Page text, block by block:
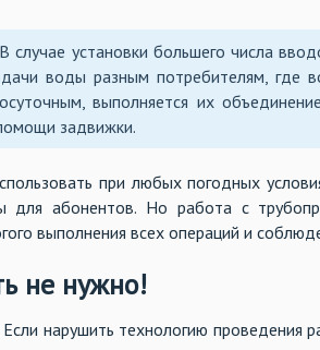
случае установки большего числа
воды разным потребителям, где
выполняется их
задвижки.
при любых погодных
для абонентов. Но работа с
выполнения всех операций и
не нужно!
Если нарушить технологию проведения